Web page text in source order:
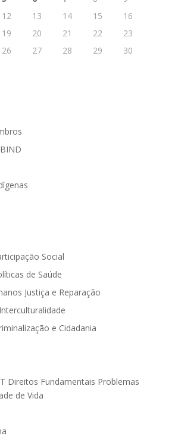
12 13 14 15
16
19 20 21 22
23
26 27 28 29
30
Social
de Saúde
Justiça e Reparação
e Cidadania
Direitos Fundamentais Problemas
de Vida